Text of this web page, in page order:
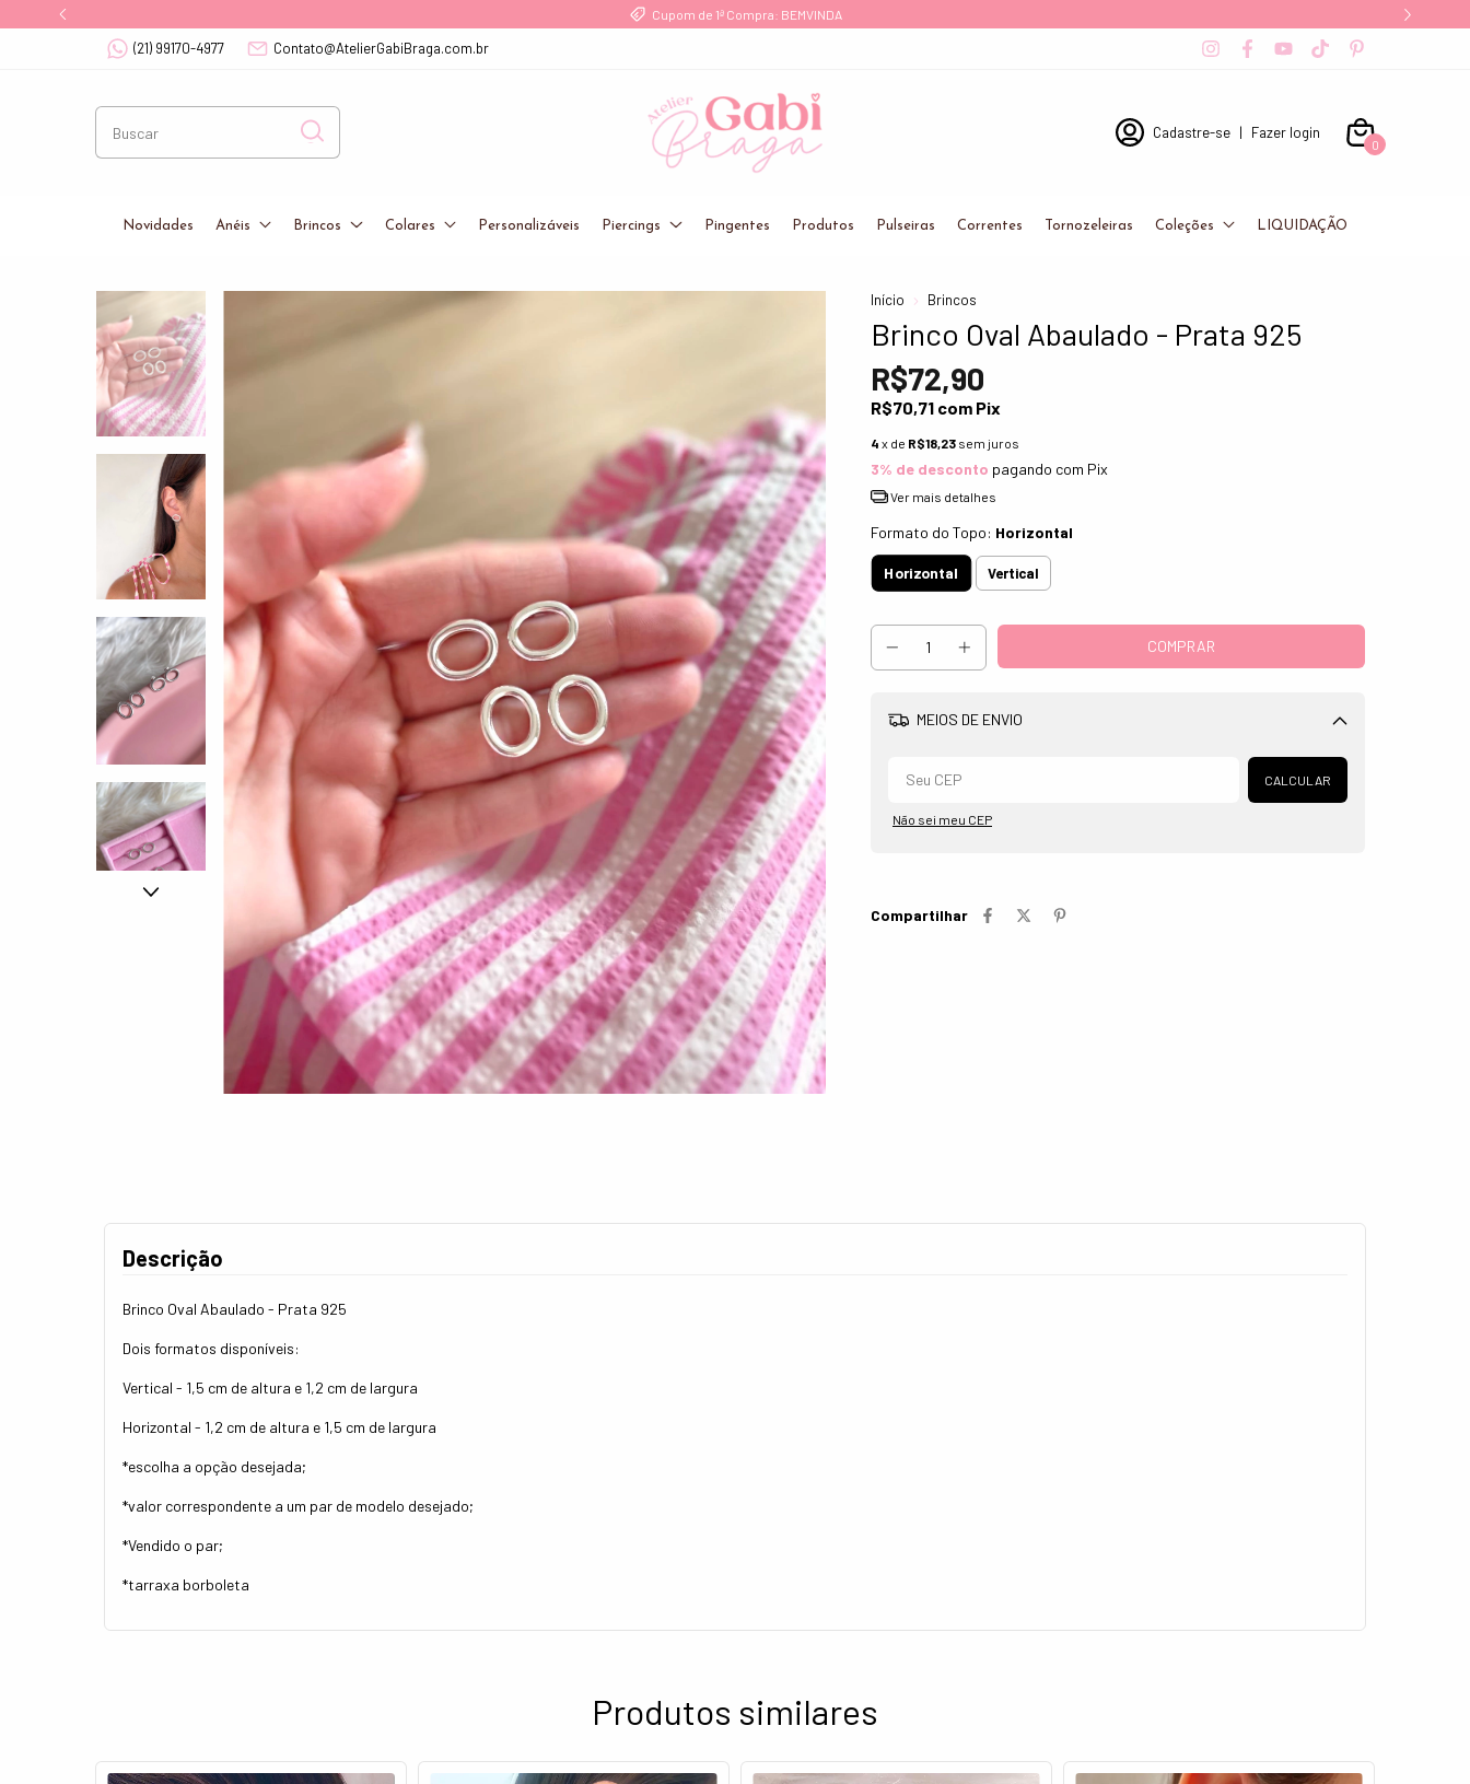
Cupom de 1ª Compra: BEMVINDA
(21) 99170-4977 Contato@AtelierGabiBraga.com.br
Cadastre-se | Fazer login
0
Novidades Anéis Brincos Colares Personalizáveis Piercings Pingentes Produtos Pulseiras Correntes Tornozeleiras Coleções LIQUIDAÇÃO
Início Brincos
Brinco Oval Abaulado - Prata 925
R$72,90
R$70,71 com Pix
4 x de R$18,23 sem juros
3% de desconto pagando com Pix
Ver mais detalhes
Formato do Topo: Horizontal
Horizontal Vertical
MEIOS DE ENVIO
Alterar CEP
CALCULAR
Não sei meu CEP
Compartilhar
Descrição
Brinco Oval Abaulado - Prata 925
Dois formatos disponíveis:
Vertical - 1,5 cm de altura e 1,2 cm de largura
Horizontal - 1,2 cm de altura e 1,5 cm de largura
*escolha a opção desejada;
*valor correspondente a um par de modelo desejado;
*Vendido o par;
*tarraxa borboleta
Produtos similares